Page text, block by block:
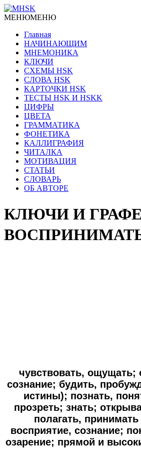
МЕНЮМЕНЮ
Главная
НАЧИНАЮЩИМ
МНЕМОНИКА
КЛЮЧИ
СХЕМЫ HSK
СЛОВА HSK
КАРТОЧКИ HSK
ТЕСТЫ HSK И HSKK
ЦИФРЫ
ЦВЕТА
ГРАММАТИКА
ФОНЕТИКА
КАЛЛИГРАФИЯ
ЧИТАЛКА
МОТИВАЦИЯ
СТАТЬИ
СЛОВАРЬ
ОБ АВТОРЕ
КЛЮЧИ И
чувствовать, ощущать;
сознание; будить,
истины); познать,
прозреть; знать;
полагать,
восприятие, сознание;
озарение; прямой и